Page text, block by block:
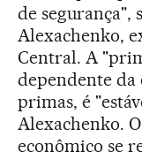
de segurança",
Alexachenko,
Central. A
dependente da
primas, é
Alexachenko.
econômico se